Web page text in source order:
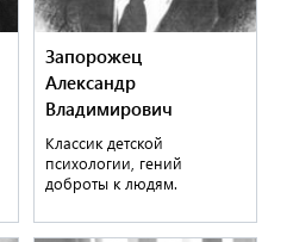
Запорожец
Александр
Владимирович
Классик детской
психологии, гений
доброты к людям.